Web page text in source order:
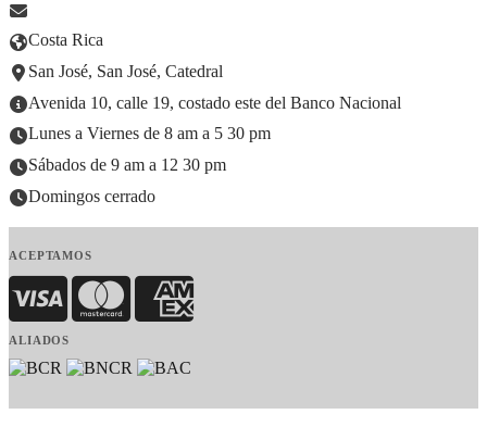
Costa Rica
San José, San José, Catedral
Avenida 10, calle 19, costado este del Banco Nacional
Lunes a Viernes de 8 am a 5 30 pm
Sábados de 9 am a 12 30 pm
Domingos cerrado
ACEPTAMOS
Visa MasterCardAmerican Express
ALIADOS